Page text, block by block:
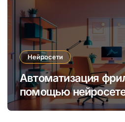
Нейросети
Автоматизация
помощью
увеличить доход и